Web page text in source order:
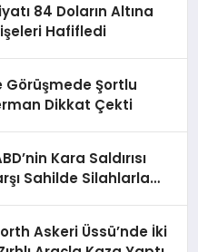
84 Doların Altına
Hafifledi
Görüşmede Şortlu
Dikkat Çekti
Kara Saldırısı
Sahilde Silahlarla
Askeri Üssü’nde İki